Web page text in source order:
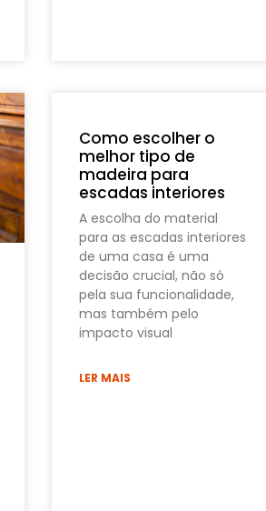
Como escolher o
melhor tipo de
madeira para
escadas interiores
A escolha do material
para as escadas interiores
de uma casa é uma
decisão crucial, não só
pela sua funcionalidade,
mas também pelo
impacto visual
LER MAIS